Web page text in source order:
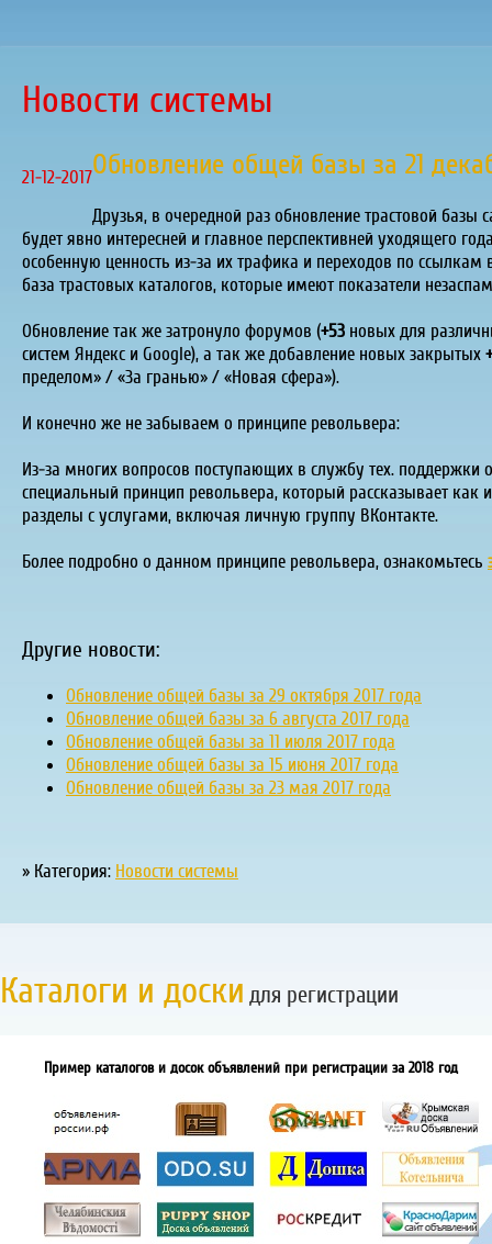
Новости системы
21-12-2017Обновление общей базы за 21
Друзья, в очередной раз обновление трастовой
будет явно интересней и главное перспективней уходящего
особенную ценность из-за их трафика и переходов по
база трастовых каталогов, которые имеют показатели
Обновление так же затронуло форумов (+53 новых для
систем Яндекс и Google), а так же добавление новых закрытых
пределом» / «За гранью» / «Новая сфера»).
И конечно же не забываем о принципе револьвера:
Из-за многих вопросов поступающих в службу тех.
специальный принцип револьвера, который рассказывает
разделы с услугами, включая личную группу ВКонтакте.
Более подробно о данном принципе револьвера, ознакомьтесь
Другие новости:
Обновление общей базы за 29 октября 2017 года
Обновление общей базы за 6 августа 2017 года
Обновление общей базы за 11 июля 2017 года
Обновление общей базы за 15 июня 2017 года
Обновление общей базы за 23 мая 2017 года
» Категория: Новости системы
Каталоги и доски для регистрации
Пример каталогов и досок объявлений при регистрации за 2018 год